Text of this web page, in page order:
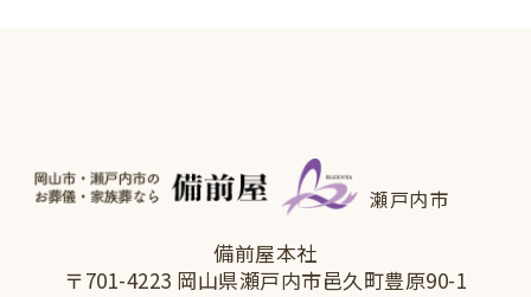
瀬戸内市
備前屋本社
〒701-4223 岡山県瀬戸内市邑久町豊原90-1